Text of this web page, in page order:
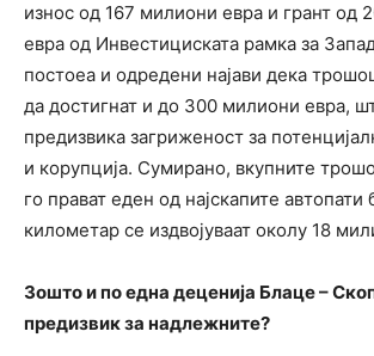
износ од 167 милиони евра и грант од
евра од Инвестициската рамка за
постоеа и одредени најави дека
да достигнат и до 300 милиони евра,
предизвика загриженост за
и корупција. Сумирано, вкупните
го прават еден од најскапите автопати
километар се издвојуваат околу 18
Зошто и по една деценија Блаце –
предизвик за надлежните?